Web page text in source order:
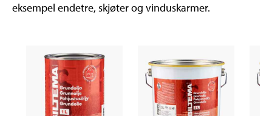
eksempel endetre, skjøter og vinduskarmer.